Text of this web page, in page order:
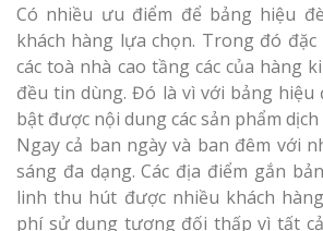
Có nhiều ưu điểm để bảng hiệu
khách hàng lựa chọn. Trong đó đặc
các toà nhà cao tầng các của hàng
đều tin dùng. Đó là vì với bảng hiệu
bật được nội dung các sản phẩm
Ngay cả ban ngày và ban đêm với
sáng đa dạng. Các địa điểm gắn
linh thu hút được nhiều khách
phí sử dụng tương đối thấp vì tất